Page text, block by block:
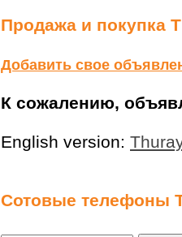
Продажа и покупка
Добавить свое
К сожалению,
English version:
Сотовые телефоны